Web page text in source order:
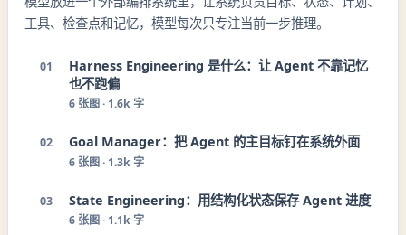
工具、检查点和记忆，模型每次只专注当前一步推理。
01
Harness Engineering 是什么：让 Agent 不靠记忆
也不跑偏
6 张图 · 1.6k 字
02 Goal Manager：把 Agent 的主目标钉在系统外面
6 张图 · 1.3k 字
03 State Engineering：用结构化状态保存 Agent 进度
6 张图 · 1.1k 字